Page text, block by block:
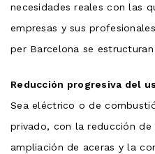
necesidades reales con las
empresas y sus
per Barcelona se
Reducción progresiva del
Sea eléctrico o de
privado, con la reducción
ampliación de aceras y la